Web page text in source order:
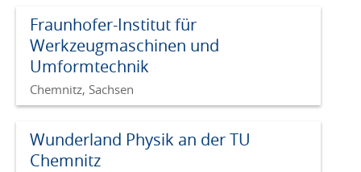
Fraunhofer-Institut für
Werkzeugmaschinen und
Umformtechnik
Chemnitz, Sachsen
Wunderland Physik an der TU
Chemnitz